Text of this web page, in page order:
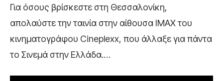
Για όσους βρίσκεστε στη Θεσσαλονίκη,
απολαύστε την ταινία στην αίθουσα IMAX του
κινηματογράφου Cineplexx, που άλλαξε για πάντα
το Σινεμά στην Ελλάδα.…